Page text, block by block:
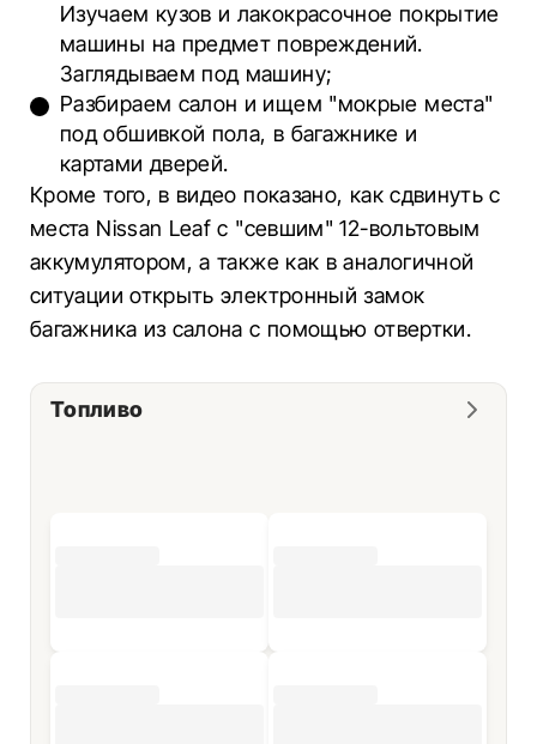
Изучаем кузов и лакокрасочное покрытие
машины на предмет повреждений.
Заглядываем под машину;
Разбираем салон и ищем "мокрые места"
под обшивкой пола, в багажнике и
картами дверей.
Кроме того, в видео показано, как сдвинуть с
места Nissan Leaf с "севшим" 12-вольтовым
аккумулятором, а также как в аналогичной
ситуации открыть электронный замок
багажника из салона с помощью отвертки.
Топливо